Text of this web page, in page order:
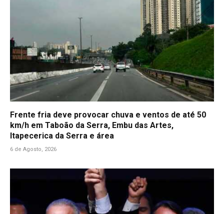
Frente fria deve provocar chuva e ventos de até 50
km/h em Taboão da Serra, Embu das Artes,
Itapecerica da Serra e área
6 de Agosto, 2026